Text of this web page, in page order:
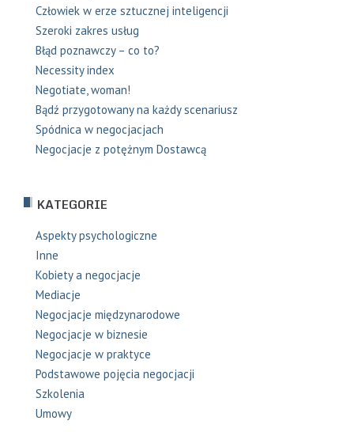
Człowiek w erze sztucznej inteligencji
Szeroki zakres usług
Błąd poznawczy – co to?
Necessity index
Negotiate, woman!
Bądź przygotowany na każdy scenariusz
Spódnica w negocjacjach
Negocjacje z potężnym Dostawcą
KATEGORIE
Aspekty psychologiczne
Inne
Kobiety a negocjacje
Mediacje
Negocjacje międzynarodowe
Negocjacje w biznesie
Negocjacje w praktyce
Podstawowe pojęcia negocjacji
Szkolenia
Umowy